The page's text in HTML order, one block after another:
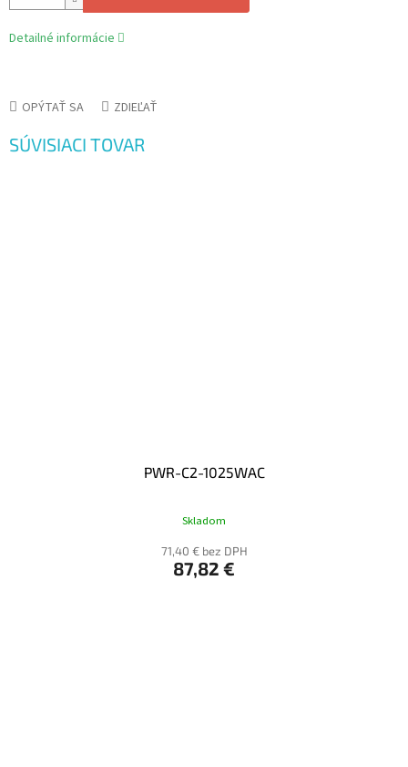
Detailné informácie
OPÝTAŤ SA ZDIEĽAŤ
SÚVISIACI TOVAR
PWR-C2-1025WAC
Skladom
71,40 € bez DPH
87,82 €